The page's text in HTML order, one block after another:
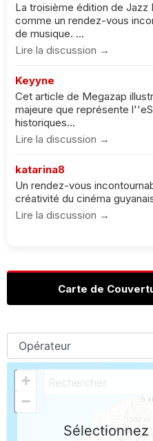
La troisième édition de Jazz
comme un rendez-vous
de musique. ...
Lire la discussion →
Keyyne
Cet article de Megazap
majeure que représente
historiques...
Lire la discussion →
katarina8
Un rendez-vous
créativité du cinéma
Lire la discussion →
Carte de